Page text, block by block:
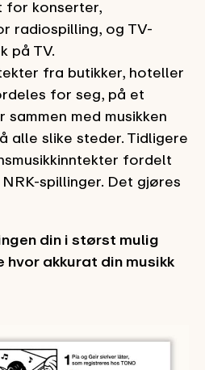
for konserter,
radiospilling, og TV-
på TV.
fra butikker, hoteller
for seg, på et
sammen med musikken
alle slike steder. Tidligere
fordelt
spillinger. Det gjøres
din i størst mulig
akkurat din musikk